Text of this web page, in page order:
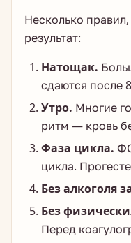
Несколько
результат:
Натощак.
сдаются после
Утро. Многие
ритм — кровь
Фаза цикла.
цикла.
Без алкоголя
Без
Перед